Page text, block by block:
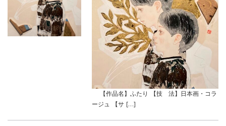
【作品名】ふたり 【技 法】日本画・コラ
ージュ 【サ […]